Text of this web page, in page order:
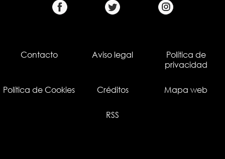
Contacto Aviso legal
Política de
privacidad
Política de Cookies Créditos Mapa web
RSS